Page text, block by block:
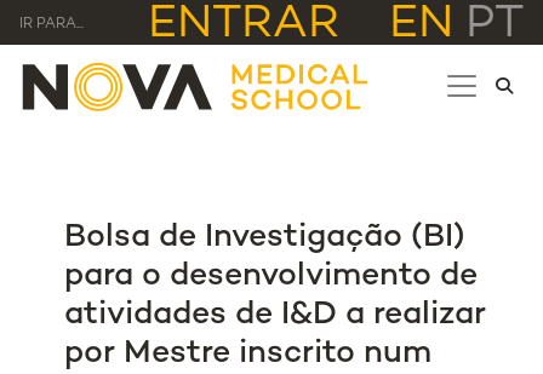
IR PARA... ENTRAR EN PT
Bolsa de Investigação (BI)
para o desenvolvimento de
atividades de I&D a realizar
por Mestre inscrito num